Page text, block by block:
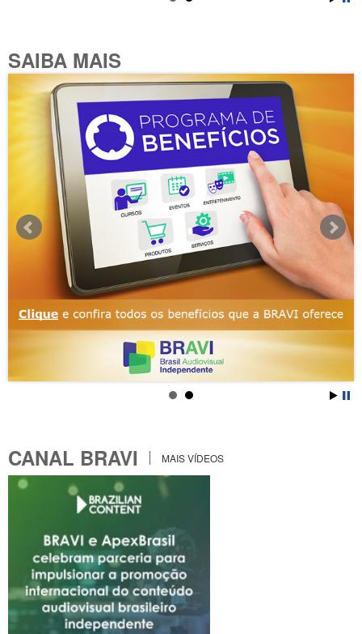
SAIBA MAIS
CANAL BRAVI MAIS VÍDEOS